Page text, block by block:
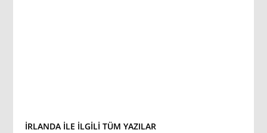
İRLANDA ILE ILGILI TÜM YAZILAR